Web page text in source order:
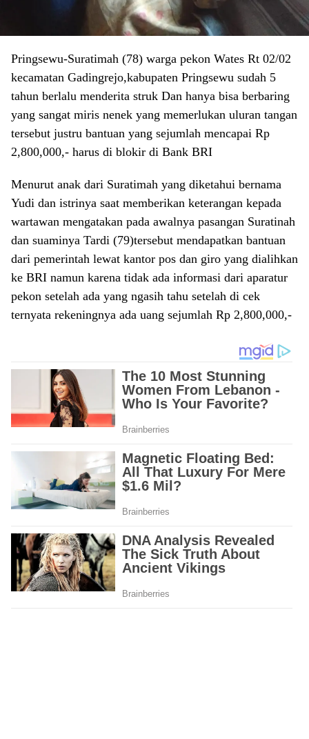
Pringsewu-Suratimah (78) warga pekon Wates Rt 02/02
kecamatan Gadingrejo,kabupaten Pringsewu sudah 5
tahun berlalu menderita struk Dan hanya bisa berbaring
yang sangat miris nenek yang memerlukan uluran tangan
tersebut justru bantuan yang sejumlah mencapai Rp
2,800,000,- harus di blokir di Bank BRI
Menurut anak dari Suratimah yang diketahui bernama
Yudi dan istrinya saat memberikan keterangan kepada
wartawan mengatakan pada awalnya pasangan Suratinah
dan suaminya Tardi (79)tersebut mendapatkan bantuan
dari pemerintah lewat kantor pos dan giro yang dialihkan
ke BRI namun karena tidak ada informasi dari aparatur
pekon setelah ada yang ngasih tahu setelah di cek
ternyata rekeningnya ada uang sejumlah Rp 2,800,000,-